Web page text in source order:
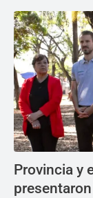
Provincia y